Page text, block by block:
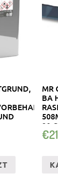
B
MR
BA
20
€